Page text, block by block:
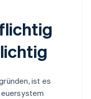
ist es